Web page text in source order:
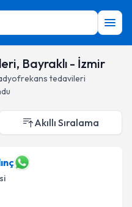
Bayraklı - İzmir
tedavileri
Akıllı Sıralama